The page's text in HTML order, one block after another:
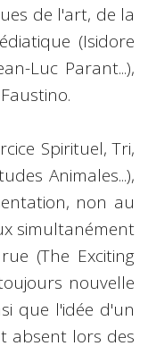
de l'art, de la
(Isidore
Luc Parant...),
Spirituel, Tri,
Animales...),
non au
simultanément
(The Exciting
nouvelle
que l'idée d'un
absent lors des